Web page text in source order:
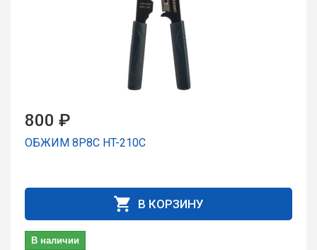
800 ₽
ОБЖИМ 8P8C HT-210C
В КОРЗИНУ
В наличии